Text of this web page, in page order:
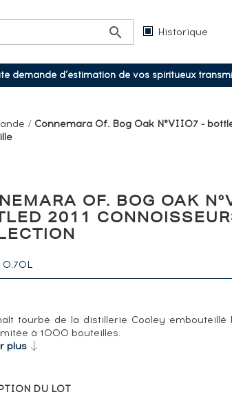
Historique
demande d’estimation de vos spiritueux
/ Connemara Of. Bog Oak N°VII07 -
OF. BOG OAK
2011
0.70L
tourbé de la distillerie Cooley embouteillé
à 1000 bouteilles.
plus
DU LOT